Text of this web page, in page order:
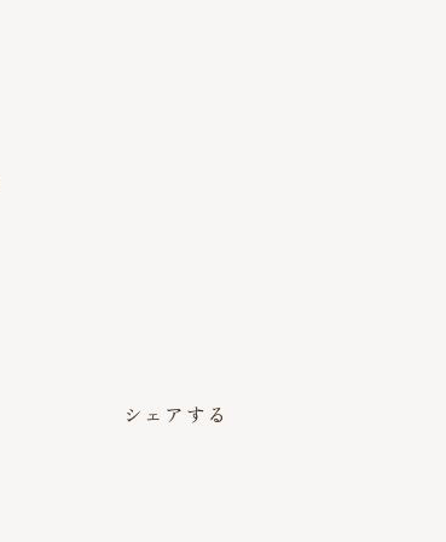
シェアする